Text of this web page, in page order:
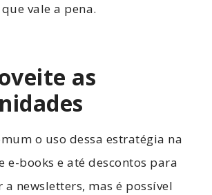
vale a pena.
as
o uso dessa estratégia na
e-books e até descontos para
newsletters, mas é possível